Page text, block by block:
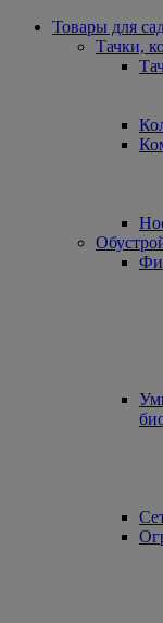
Товары для
Тачки,